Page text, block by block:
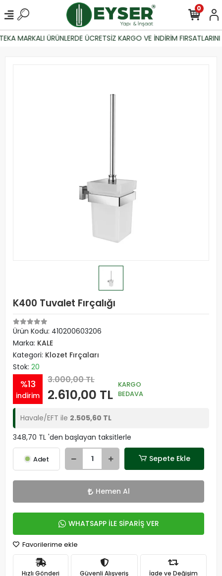
MARKALI ÜRÜNLERDE ÜCRETSİZ KARGO VE İNDİRİM
0
K400 Tuvalet Fırçalığı
Ürün Kodu: 410200603206
Marka: KALE
Kategori: Klozet Fırçaları
Stok: 20
%13
indirim
3.000,00 TL
2.610,00 TL
KARGO
BEDAVA
Havale/EFT ile 2.505,60 TL
348,70 TL 'den başlayan taksitlerle
Adet Sepete Ekle
Hemen Al
WHATSAPP İLE SİPARİŞ VER
Favorilerime ekle
Hızlı Gönderi Güvenli Alışveriş İade ve Değişim